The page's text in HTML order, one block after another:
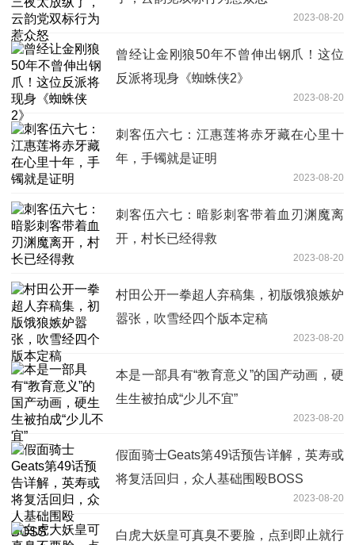
2023-08-20
曾经让金刚狼50年不曾伸出钢爪！这位
反派将现身《蜘蛛侠2》
2023-08-20
刺客伍六七：江惠莲将赤牙藏在心里十
年，手镯就是证明
2023-08-20
刺客伍六七：暗影刺客带着血刃渊魔离
开，村长已经得救
2023-08-20
村田公开一拳超人弃稿集，初版饿狼嫉妒
嚣张，吹雪经四个版本定稿
2023-08-20
本是一部具有“教育意义”的国产动画，硬
生生被拍成“少儿不宜”
2023-08-20
假面骑士Geats第49话预告详解，英寿或
将复活回归，众人基础围殴BOSS
2023-08-20
白虎大妖皇可真臭不要脸，点到即止就行